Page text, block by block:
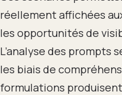
réellement affichées
les opportunités de
L’analyse des
les biais de
formulations